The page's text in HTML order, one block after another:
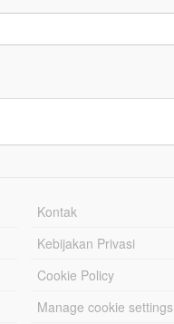
Kontak
Kebijakan Privasi
Cookie Policy
Manage cookie settings